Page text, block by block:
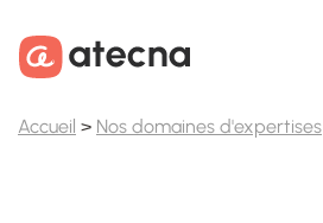
Accueil > Nos domaines d'expertises